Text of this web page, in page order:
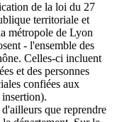
de la loi du 27
territoriale et
métropole de Lyon
- l'ensemble des
Celles-ci incluent
et des personnes
confiées aux
que reprendre